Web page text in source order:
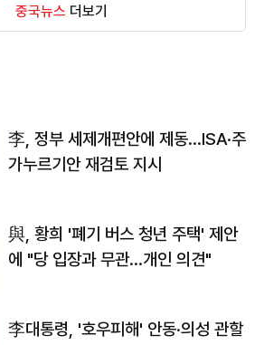
중국뉴스 더보기
李, 정부 세제개편안에 제동…ISA·주
가누르기안 재검토 지시
與, 황희 '폐기 버스 청년 주택' 제안
에 "당 입장과 무관…개인 의견"
李대통령, '호우피해' 안동·의성 관할